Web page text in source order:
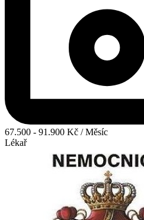
67.500 - 91.900 Kč / Měsíc
Lékař